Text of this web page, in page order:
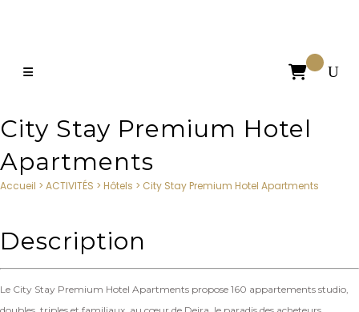

City Stay Premium Hotel
Apartments
Accueil > ACTIVITÉS > Hôtels > City Stay Premium Hotel Apartments
Description
Le City Stay Premium Hotel Apartments propose 160 appartements studio,